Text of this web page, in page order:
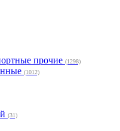
прочие (1298)
(1012)
(31)